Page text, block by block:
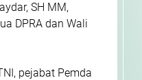
SH MM,
DPRA dan Wali
pejabat Pemda